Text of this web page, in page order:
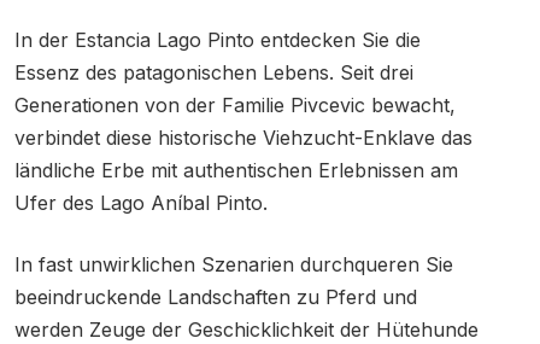
In der Estancia Lago Pinto entdecken Sie die
Essenz des patagonischen Lebens. Seit drei
Generationen von der Familie Pivcevic bewacht,
verbindet diese historische Viehzucht-Enklave das
ländliche Erbe mit authentischen Erlebnissen am
Ufer des Lago Aníbal Pinto.
In fast unwirklichen Szenarien durchqueren Sie
beeindruckende Landschaften zu Pferd und
werden Zeuge der Geschicklichkeit der Hütehunde